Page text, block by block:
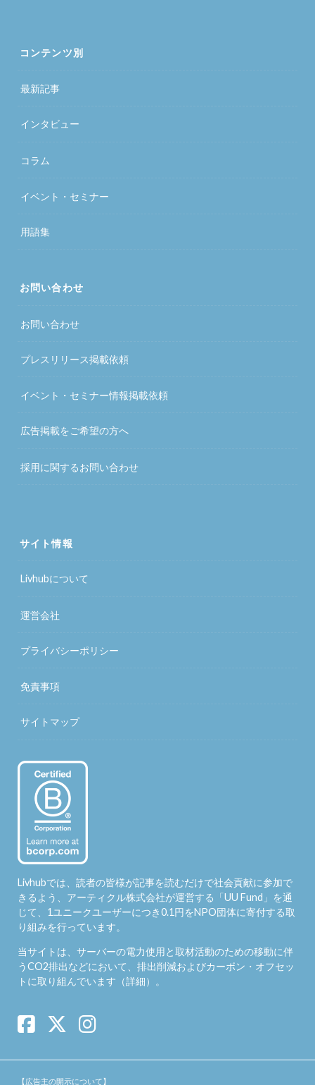
コンテンツ別
最新記事
インタビュー
コラム
イベント・セミナー
用語集
お問い合わせ
お問い合わせ
プレスリリース掲載依頼
イベント・セミナー情報掲載依頼
広告掲載をご希望の方へ
採用に関するお問い合わせ
サイト情報
Livhubについて
運営会社
プライバシーポリシー
免責事項
サイトマップ
Livhubでは、読者の皆様が記事を読むだけで社会貢献に参加で
きるよう、アーティクル株式会社が運営する「UU Fund 」を通
じて、1ユニークユーザーにつき0.1円をNPO団体に寄付する取
り組みを行っています。
当サイトは、サーバーの電力使用と取材活動のための移動に伴
うCO2排出などにおいて、排出削減およびカーボン・オフセッ
トに取り組んでいます（詳細）。
【広告主の開示について】